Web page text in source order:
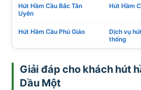
Hút Hầm Cầu Bắc Tân
Uyên
Hút Hầm
Hút Hầm Cầu Phú Giáo
Dịch vụ
thống
Giải đáp cho khách hút
Dầu Một